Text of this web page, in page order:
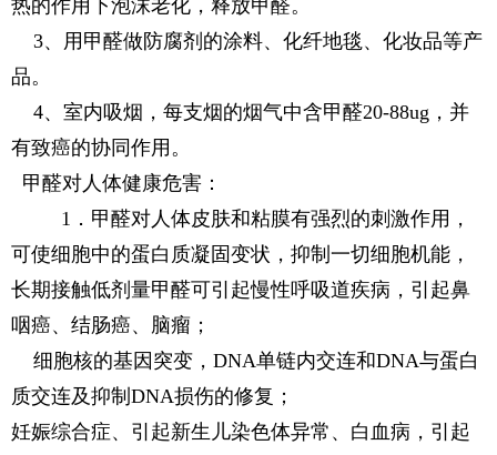
热的作用下泡沫老化，释放甲醛。
3、用甲醛做防腐剂的涂料、化纤地毯、化妆品等产
品。
4、室内吸烟，每支烟的烟气中含甲醛20-88ug，并
有致癌的协同作用。
甲醛对人体健康危害：
1．甲醛对人体皮肤和粘膜有强烈的刺激作用，
可使细胞中的蛋白质凝固变状，抑制一切细胞机能，
长期接触低剂量甲醛可引起慢性呼吸道疾病，引起鼻
咽癌、结肠癌、脑瘤；
细胞核的基因突变，DNA单链内交连和DNA与蛋白
质交连及抑制DNA损伤的修复；
妊娠综合症、引起新生儿染色体异常、白血病，引起